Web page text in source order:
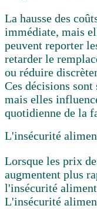
La hausse des
immédiate, mais
peuvent reporter
retarder le
ou réduire
Ces décisions
mais elles
quotidienne de la
L'insécurité
Lorsque les prix
augmentent plus
l'insécurité
L'insécurité